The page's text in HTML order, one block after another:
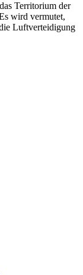
Territorium der
wird vermutet,
Luftverteidigung